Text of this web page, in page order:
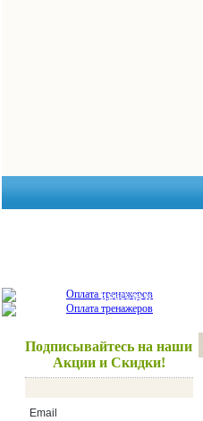
Красота и здоровье
Подписывайтесь на наши
Акции и Скидки!
Email